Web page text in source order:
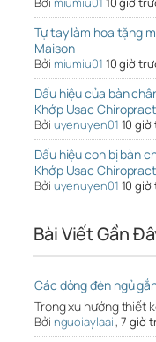
Tự tay làm hoa tặng
Maison
Bởi miumiu01 10 giờ
Dấu hiệu của bàn
Khớp Usac
Bởi uyenuyen01 10
Dấu hiệu con bị bàn
Khớp Usac
Bởi uyenuyen01 10
Bài Viết Gần
Các dòng đèn ngủ
Trong xu hướng thiết
Bởi nguoiaylaai,7 giờ